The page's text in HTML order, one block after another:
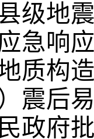
级地
急响
质构
震后
政府